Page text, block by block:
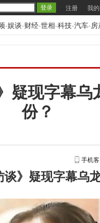
注册 我
-娱谈-财经-世相-科技-汽车-房
疑现字幕乌
份？
手机
谈》疑现字幕乌